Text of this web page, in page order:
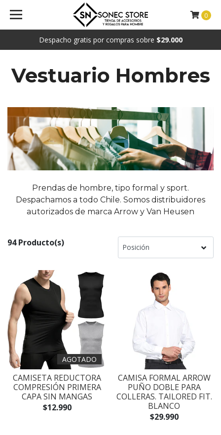
Despacho gratis por compras sobre $29.000
0
Vestuario Hombres
Prendas de hombre, tipo formal y sport.
Despachamos a todo Chile. Somos distribuidores
autorizados de marca Arrow y Van Heusen
94 Producto(s)
AGOTADO
CAMISETA REDUCTORA
COMPRESIÓN PRIMERA
CAPA SIN MANGAS
$12.990
CAMISA FORMAL ARROW
PUÑO DOBLE PARA
COLLERAS. TAILORED FIT.
BLANCO
$29.990